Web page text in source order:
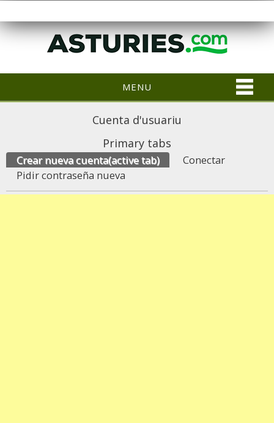
MENU
Cuenta d'usuariu
Primary tabs
Crear nueva cuenta(active tab)
Conectar
Pidir contraseña nueva